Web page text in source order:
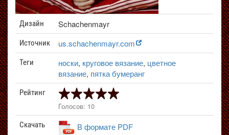
Дизайн Schachenmayr
Источник us.schachenmayr.com
Теги носки, круговое вязание, цветное
вязание, пятка бумеранг
Рейтинг
Голосов: 10
Скачать В формате PDF